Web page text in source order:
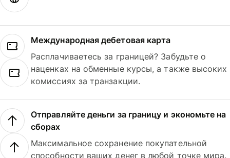
Международная дебетовая карта
Расплачиваетесь за границей? Забудьте о
наценках на обменные курсы, а также высоких
комиссиях за транзакции.
Отправляйте деньги за границу и экономьте на
сборах
Максимальное сохранение покупательной
способности ваших денег в любой точке мира.